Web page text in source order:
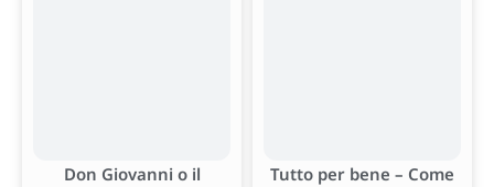
Don Giovanni o il
Tutto per bene – Come